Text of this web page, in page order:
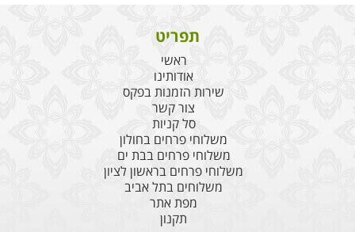
תפריט
ראשי
אודותינו
שירות הזמנות בפקס
צור קשר
סל קניות
משלוחי פרחים בחולון
משלוחי פרחים בבת ים
משלוחי פרחים בראשון לציון
משלוחים בתל אביב
מפת אתר
תקנון